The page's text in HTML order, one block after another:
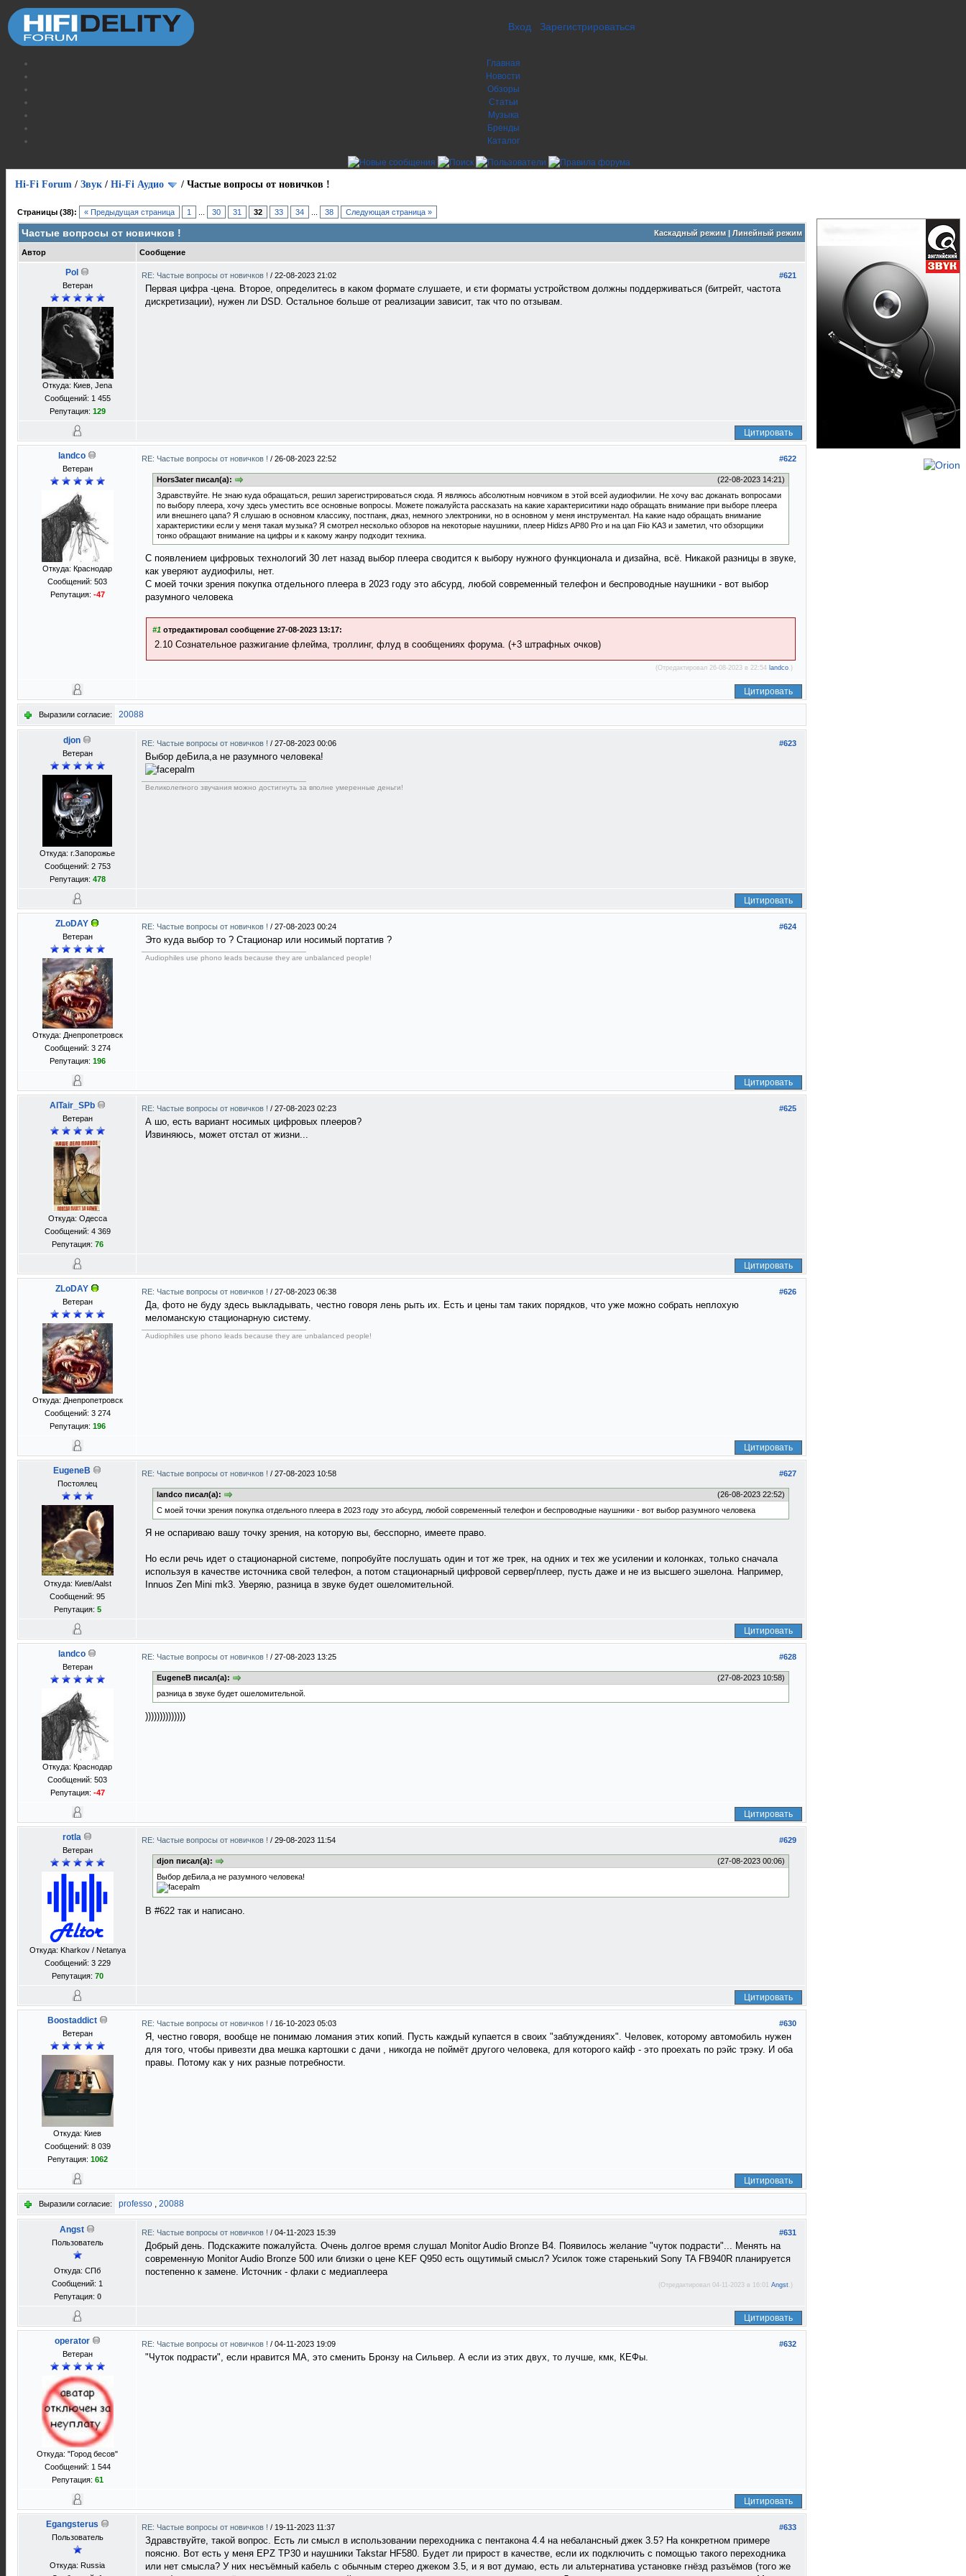
Вход Зарегистрироваться
Главная
Новости
Обзоры
Статьи
Музыка
Бренды
Каталог
Hi-Fi Forum / Звук / Hi-Fi Аудио / Частые вопросы от новичков !
Страницы (38): « Предыдущая страница 1 30 31 32 33 34 38 Следующая страница »
Каскадный режим| Линейный режим
Частые вопросы от новичков !
Автор Сообщение
Pol
Ветеран
Откуда: Киев, Jena
Сообщений: 1 455
Репутация: 129
#621
RE: Частые вопросы от новичков ! / 22-08-2023 21:02
Первая цифра -цена. Второе, определитесь в каком формате слушаете, и єти форматы устройством должны поддерживаться (битрейт, частота
дискретизации), нужен ли DSD. Остальное больше от реализации зависит, так что по отзывам.
Цитировать
landco
Ветеран
Откуда: Краснодар
Сообщений: 503
Репутация: -47
#622
RE: Частые вопросы от новичков ! / 26-08-2023 22:52
(22-08-2023 14:21)
Hors3ater писал(а):
Здравствуйте. Не знаю куда обращаться, решил зарегистрироваться сюда. Я являюсь абсолютным новчиком в этой всей аудиофилии. Не хочу вас доканать вопросами
по выбору плеера, хочу здесь уместить все основные вопросы. Можете пожалуйста рассказать на какие характериситики надо обращать внимание при выборе плеера
или внешнего цапа? Я слушаю в основном классику, постпанк, джаз, немного электроники, но в основном у меня инструментал. На какие надо обращать внимание
характеристики если у меня такая музыка? Я смотрел несколько обзоров на некоторые наушники, плеер Hidizs AP80 Pro и на цап Fiio KA3 и заметил, что обзорщики
тонко обращают внимание на цифры и к какому жанру подходит техника.
С появлением цифровых технологий 30 лет назад выбор плеера сводится к выбору нужного функционала и дизайна, всё. Никакой разницы в звуке,
как уверяют аудиофилы, нет.
С моей точки зрения покупка отдельного плеера в 2023 году это абсурд, любой современный телефон и беспроводные наушники - вот выбор
разумного человека
#1 отредактировал сообщение 27-08-2023 13:17:
2.10 Сознательное разжигание флейма, троллинг, флуд в сообщениях форума. (+3 штрафных очков)
(Отредактировал 26-08-2023 в 22:54 landco.)
Цитировать
Выразили согласие: 20088
djon
Ветеран
Откуда: г.Запорожье
Сообщений: 2 753
Репутация: 478
#623
RE: Частые вопросы от новичков ! / 27-08-2023 00:06
Выбор деБила,а не разумного человека!
Великолепного звучания можно достигнуть за вполне умеренные деньги!
Цитировать
ZLoDAY
Ветеран
Откуда: Днепропетровск
Сообщений: 3 274
Репутация: 196
#624
RE: Частые вопросы от новичков ! / 27-08-2023 00:24
Это куда выбор то ? Стационар или носимый портатив ?
Audiophiles use phono leads because they are unbalanced people!
Цитировать
AlTair_SPb
Ветеран
Откуда: Одесса
Сообщений: 4 369
Репутация: 76
#625
RE: Частые вопросы от новичков ! / 27-08-2023 02:23
А шо, есть вариант носимых цифровых плееров?
Извиняюсь, может отстал от жизни...
Цитировать
ZLoDAY
Ветеран
Откуда: Днепропетровск
Сообщений: 3 274
Репутация: 196
#626
RE: Частые вопросы от новичков ! / 27-08-2023 06:38
Да, фото не буду здесь выкладывать, честно говоря лень рыть их. Есть и цены там таких порядков, что уже можно собрать неплохую
меломанскую стационарную систему.
Audiophiles use phono leads because they are unbalanced people!
Цитировать
EugeneB
Постоялец
Откуда: Киев/Aalst
Сообщений: 95
Репутация: 5
#627
RE: Частые вопросы от новичков ! / 27-08-2023 10:58
(26-08-2023 22:52)
landco писал(а):
С моей точки зрения покупка отдельного плеера в 2023 году это абсурд, любой современный телефон и беспроводные наушники - вот выбор разумного человека
Я не оспариваю вашу точку зрения, на которую вы, бесспорно, имеете право.
Но если речь идет о стационарной системе, попробуйте послушать один и тот же трек, на одних и тех же усилении и колонках, только сначала
используя в качестве источника свой телефон, а потом стационарный цифровой сервер/плеер, пусть даже и не из высшего эшелона. Например,
Innuos Zen Mini mk3. Уверяю, разница в звуке будет ошеломительной.
Цитировать
landco
Ветеран
Откуда: Краснодар
Сообщений: 503
Репутация: -47
#628
RE: Частые вопросы от новичков ! / 27-08-2023 13:25
(27-08-2023 10:58)
EugeneB писал(а):
разница в звуке будет ошеломительной.
))))))))))))))
Цитировать
rotla
Ветеран
Откуда: Kharkov / Netanya
Сообщений: 3 229
Репутация: 70
#629
RE: Частые вопросы от новичков ! / 29-08-2023 11:54
(27-08-2023 00:06)
djon писал(а):
Выбор деБила,а не разумного человека!
В #622 так и написано.
Цитировать
Boostaddict
Ветеран
Откуда: Киев
Сообщений: 8 039
Репутация: 1062
#630
RE: Частые вопросы от новичков ! / 16-10-2023 05:03
Я, честно говоря, вообще не понимаю ломания этих копий. Пусть каждый купается в своих "заблуждениях". Человек, которому автомобиль нужен
для того, чтобы привезти два мешка картошки с дачи , никогда не поймёт другого человека, для которого кайф - это проехать по рэйс трэку. И оба
правы. Потому как у них разные потребности.
Цитировать
Выразили согласие: professo , 20088
Angst
Пользователь
Откуда: СПб
Сообщений: 1
Репутация: 0
#631
RE: Частые вопросы от новичков ! / 04-11-2023 15:39
Добрый день. Подскажите пожалуйста. Очень долгое время слушал Monitor Audio Bronze B4. Появилось желание "чуток подрасти"... Менять на
современную Monitor Audio Bronze 500 или близки о цене KEF Q950 есть ощутимый смысл? Усилок тоже старенький Sony TA FB940R планируется
постепенно к замене. Источник - флаки с медиаплеера
(Отредактировал 04-11-2023 в 16:01 Angst.)
Цитировать
operator
Ветеран
Откуда: "Город бесов"
Сообщений: 1 544
Репутация: 61
#632
RE: Частые вопросы от новичков ! / 04-11-2023 19:09
"Чуток подрасти", если нравится МА, это сменить Бронзу на Сильвер. А если из этих двух, то лучше, кмк, КЕФы.
Цитировать
Egangsterus
Пользователь
Откуда: Russia
#633
RE: Частые вопросы от новичков ! / 19-11-2023 11:37
Здравствуйте, такой вопрос. Есть ли смысл в использовании переходника с пентакона 4.4 на небалансный джек 3.5? На конкретном примере
поясню. Вот есть у меня EPZ TP30 и наушники Takstar HF580. Будет ли прирост в качестве, если их подключить с помощью такого переходника
или нет смысла? У них несъёмный кабель с обычным стерео джеком 3.5, и я вот думаю, есть ли альтернатива установке гнёзд разъёмов (того же